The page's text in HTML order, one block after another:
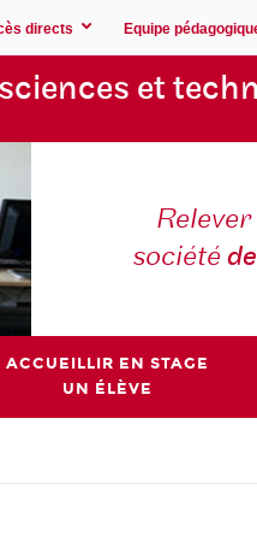
directs Equipe
sciences et
société
ACCUEILLIR EN STAGE
UN ÉLÈVE